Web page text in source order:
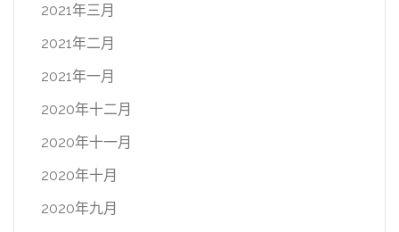
2021年三月
2021年二月
2021年一月
2020年十二月
2020年十一月
2020年十月
2020年九月